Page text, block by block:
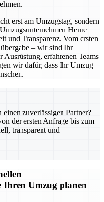
erst am Umzugstag, sondern
Herne
und Transparenz. Vom ersten
– wir sind Ihr
Ausrüstung, erfahrenen Teams
wir dafür, dass Ihr Umzug
zuverlässigen Partner?
der ersten Anfrage bis zum
transparent und
Ihren Umzug planen